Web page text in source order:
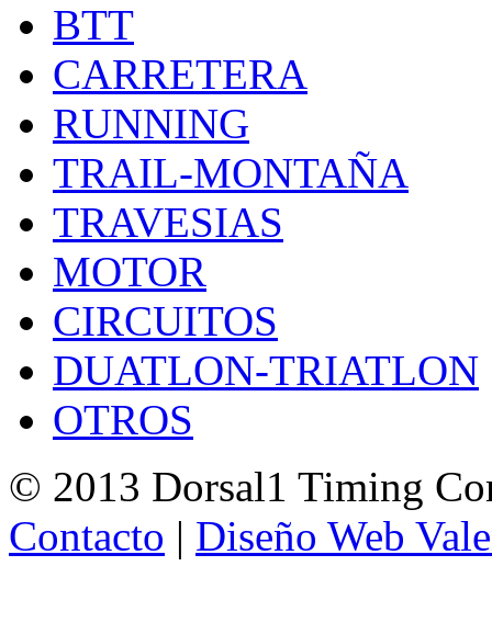
BTT
CARRETERA
RUNNING
TRAIL-MONTAÑA
TRAVESIAS
MOTOR
CIRCUITOS
DUATLON-TRIATLON
OTROS
© 2013 Dorsal1 Timing
Contacto | Diseño Web